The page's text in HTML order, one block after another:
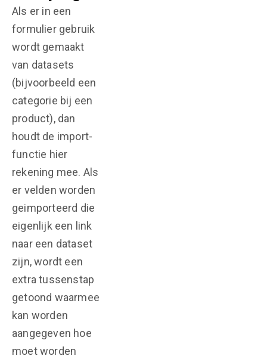
Als er in een
formulier gebruik
wordt gemaakt
van datasets
(bijvoorbeeld een
categorie bij een
product), dan
houdt de import-
functie hier
rekening mee. Als
er velden worden
geimporteerd die
eigenlijk een link
naar een dataset
zijn, wordt een
extra tussenstap
getoond waarmee
kan worden
aangegeven hoe
moet worden